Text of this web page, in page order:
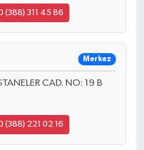
(388) 311 45 86
Merkez
CAD. NO: 19 B
(388) 221 02 16